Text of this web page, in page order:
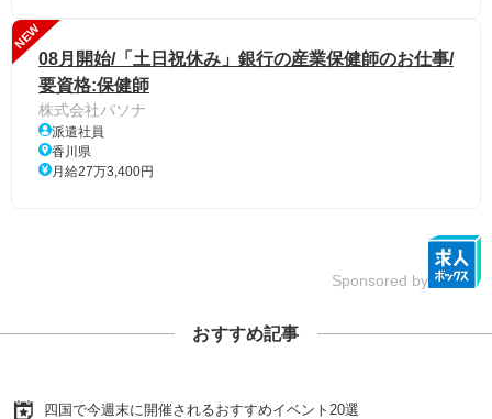
NEW
08月開始/「土日祝休み」銀行の産業保健師のお仕事/
要資格:保健師
株式会社パソナ
派遣社員
香川県
月給27万3,400円
Sponsored by
おすすめ記事
四国で今週末に開催されるおすすめイベント20選